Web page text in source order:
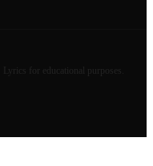
· Lyrics for educational purposes.